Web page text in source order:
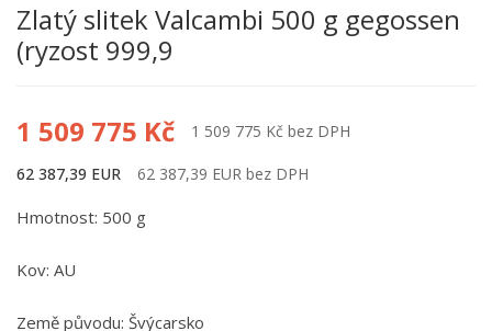
Zlatý slitek Valcambi 500 g gegossen
(ryzost 999,9
1 509 775 Kč 1 509 775 Kč bez DPH
62 387,39 EUR 62 387,39 EUR bez DPH
Hmotnost: 500 g
Kov: AU
Země původu: Švýcarsko